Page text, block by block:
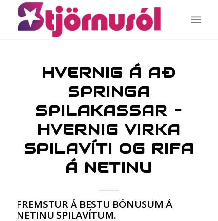
HVERNIG Á AÐ
SPRINGA
SPILAKASSAR –
HVERNIG VIRKA
SPILAVÍTI OG RIFA
Á NETINU
FREMSTUR Á BESTU BÓNUSUM Á
NETINU SPILAVÍTUM.